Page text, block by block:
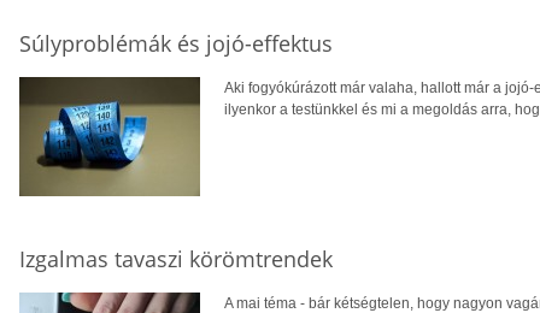
Súlyproblémák és jojó-effektus
Aki fogyókúrázott már valaha, hallott már a
ilyenkor a testünkkel és mi a megoldás arra,
Izgalmas tavaszi körömtrendek
A mai téma - bár kétségtelen, hogy nagyon